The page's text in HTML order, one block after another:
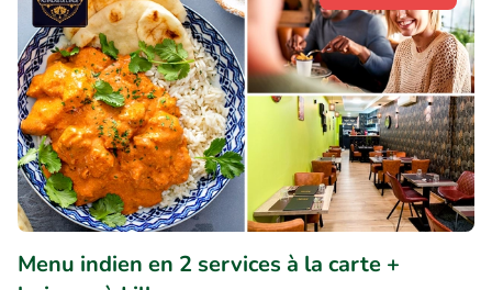
Menu indien en 2 services à la carte +